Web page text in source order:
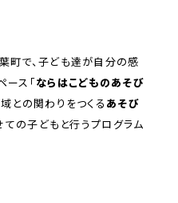
町で、子ども達が自分の感
ース「ならはこどものあそび
との関わりをつくる あそび
の子どもと行うプログラム